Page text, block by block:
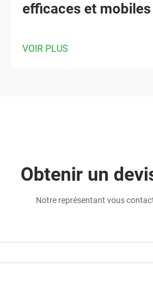
efficaces et mobiles
VOIR PLUS
Obtenir un
Notre représentant vous